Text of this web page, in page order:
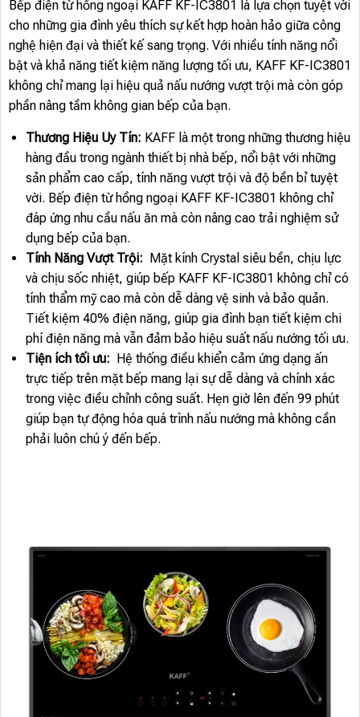
Bếp điện từ hồng ngoại KAFF KF-IC3801 là lựa chọn tuyệt vời
cho những gia đình yêu thích sự kết hợp hoàn hảo giữa công
nghệ hiện đại và thiết kế sang trọng. Với nhiều tính năng nổi
bật và khả năng tiết kiệm năng lượng tối ưu, KAFF KF-IC3801
không chỉ mang lại hiệu quả nấu nướng vượt trội mà còn góp
phần nâng tầm không gian bếp của bạn.
Thương Hiệu Uy Tín: KAFF là một trong những thương hiệu
hàng đầu trong ngành thiết bị nhà bếp, nổi bật với những
sản phẩm cao cấp, tính năng vượt trội và độ bền bỉ tuyệt
vời. Bếp điện từ hồng ngoại KAFF KF-IC3801 không chỉ
đáp ứng nhu cầu nấu ăn mà còn nâng cao trải nghiệm sử
dụng bếp của bạn.
Tính Năng Vượt Trội: Mặt kính Crystal siêu bền, chịu lực
và chịu sốc nhiệt, giúp bếp KAFF KF-IC3801 không chỉ có
tính thẩm mỹ cao mà còn dễ dàng vệ sinh và bảo quản.
Tiết kiệm 40% điện năng, giúp gia đình bạn tiết kiệm chi
phí điện năng mà vẫn đảm bảo hiệu suất nấu nướng tối ưu.
Tiện ích tối ưu: Hệ thống điều khiển cảm ứng dạng ấn
trực tiếp trên mặt bếp mang lại sự dễ dàng và chính xác
trong việc điều chỉnh công suất. Hẹn giờ lên đến 99 phút
giúp bạn tự động hóa quá trình nấu nướng mà không cần
phải luôn chú ý đến bếp.